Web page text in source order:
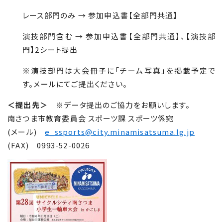
レース部門のみ → 参加申込書【全部門共通】
演技部門含む → 参加申込書【全部門共通】、【演技部
門】2シート提出
※演技部門は大会冊子に「チーム写真」を掲載予定で
す。メールにてご提出ください。
＜提出先＞ ※データ提出のご協力をお願いします。
南さつま市教育委員会 スポーツ課 スポーツ係宛
(メール)e_ssports@city.minamisatsuma.lg.jp
(FAX)0993-52-0026